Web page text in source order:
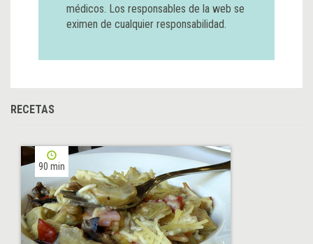
médicos. Los responsables de la web se
eximen de cualquier responsabilidad.
RECETAS
90 min